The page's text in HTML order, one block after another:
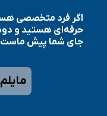
اگر فرد متخصصی
حرفه‌ای هستید و
جای شما پیش